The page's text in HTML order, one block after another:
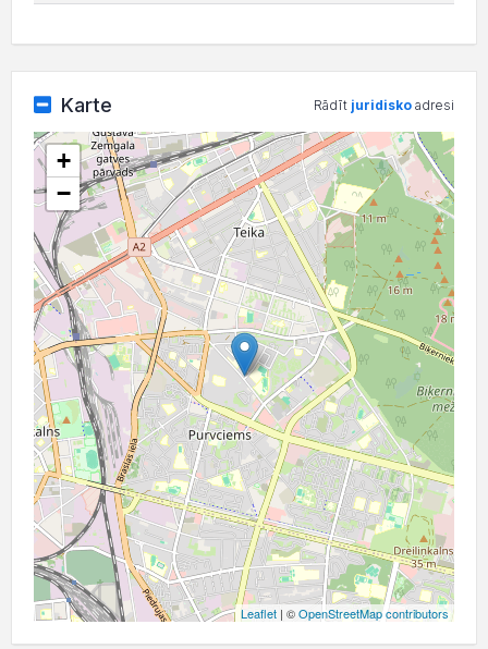
Karte Rādīt juridisko adresi
+
−
Leaflet | ©OpenStreetMap contributors